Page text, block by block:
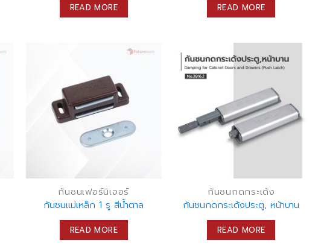
READ MORE READ MORE
กันชนเฟอร์นิเจอร์
กันชนแม่เหล็ก 1 รู สีน้ำตาล
READ MORE
กันชนกดกระเด้ง
กันชนกดกระเด้งประตู, หน้าบาน
READ MORE